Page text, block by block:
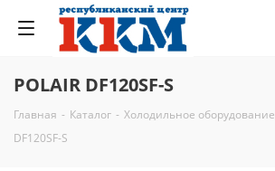
POLAIR DF120SF-S
Главная - Каталог - Холодильное оборудование
DF120SF-S